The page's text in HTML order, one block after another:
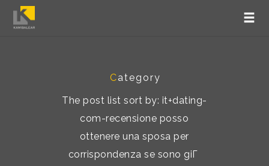
Category
The post list sort by: it+dating-
com-recensione posso
ottenere una sposa per
corrispondenza se sono giГ